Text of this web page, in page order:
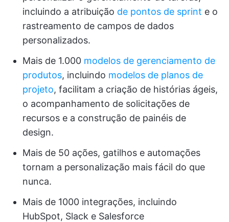
incluindo a atribuição de pontos de sprint e o
rastreamento de campos de dados
personalizados.
Mais de 1.000 modelos de gerenciamento de
produtos, incluindo modelos de planos de
projeto, facilitam a criação de histórias ágeis,
o acompanhamento de solicitações de
recursos e a construção de painéis de
design.
Mais de 50 ações, gatilhos e automações
tornam a personalização mais fácil do que
nunca.
Mais de 1000 integrações, incluindo
HubSpot, Slack e Salesforce